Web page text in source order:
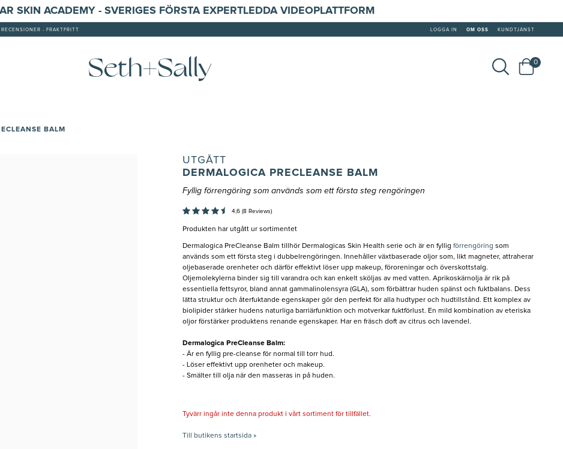
SKIN ACADEMY - SVERIGES FÖRSTA EXPERTLEDDA VIDEOPLATTFORM
- FRAKTFRITT LOGGA IN OM OSS KUNDTJÄNST
0
BALM
UTGÅTT
DERMALOGICA PRECLEANSE BALM
Fyllig förrengöring som används som ett första steg rengöringen
4,6 (8 Reviews)
Produkten har utgått ur sortimentet
Dermalogica PreCleanse Balm tillhör Dermalogicas Skin Health serie och är en fyllig förrengöring som
används som ett första steg i dubbelrengöringen. Innehåller växtbaserade oljor som, likt magneter, attraherar
oljebaserade orenheter och därför effektivt löser upp makeup, föroreningar och överskottstalg.
Oljemolekylerna binder sig till varandra och kan enkelt sköljas av med vatten. Aprikoskärnolja är rik på
essentiella fettsyror, bland annat gammalinolensyra (GLA), som förbättrar huden spänst och fuktbalans. Dess
lätta struktur och återfuktande egenskaper gör den perfekt för alla hudtyper och hudtillstånd. Ett komplex av
biolipider stärker hudens naturliga barriärfunktion och motverkar fuktförlust. En mild kombination av eteriska
oljor förstärker produktens renande egenskaper. Har en fräsch doft av citrus och lavendel.
Dermalogica PreCleanse Balm:
- Är en fyllig pre-cleanse för normal till torr hud.
- Löser effektivt upp orenheter och makeup.
- Smälter till olja när den masseras in på huden.
Tyvärr ingår inte denna produkt i vårt sortiment för tillfället.
Till butikens startsida »